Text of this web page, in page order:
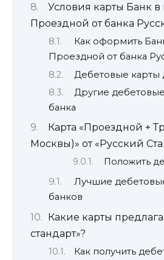
Условия карты Банк в
Проездной от банка
Как оформить
Проездной от банка
Дебетовые карты
Другие
банка
Карта «Проездной +
Москвы)» от «Русский
Положить
Лучшие
банков
Какие карты
стандарт»?
Как получить